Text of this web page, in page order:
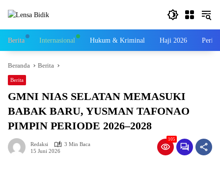
Berita Internasional Hukum & Kriminal Haji 2026
Beranda Berita
Berita
GMNI NIAS SELATAN MEMASUKI
BABAK BARU, YUSMAN TAFONAO
PIMPIN PERIODE 2026–2028
Redaksi
3 Min Baca
15 Juni 2026
105